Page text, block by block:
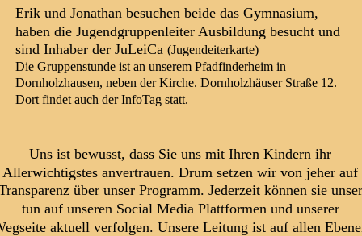
Uns ist bewusst, dass Sie uns mit Ihren Kindern ihr
Allerwichtigstes anvertrauen. Drum setzen wir von jeher auf
über unser Programm. Jederzeit können sie
tun auf unseren Social Media Plattformen und unserer
aktuell verfolgen. Unsere Leitung ist auf allen
Erik und Jonathan besuchen beide das Gymnasium,
haben die Jugendgruppenleiter Ausbildung besucht und
sind Inhaber der JuLeiCa (Jugendeiterkarte)
Die Gruppenstunde ist an unserem Pfadfinderheim in
Dornholzhausen, neben der Kirche. Dornholzhäuser Straße 12.
Dort findet auch der InfoTag statt.